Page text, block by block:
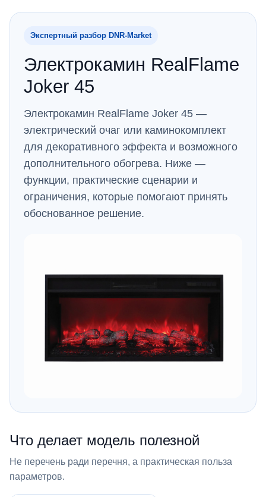
Экспертный разбор DNR‑Market
Электрокамин RealFlame
Joker 45
Электрокамин RealFlame Joker 45 —
электрический очаг или каминокомплект
для декоративного эффекта и возможного
дополнительного обогрева. Ниже —
функции, практические сценарии и
ограничения, которые помогают принять
обоснованное решение.
Что делает модель полезной
Не перечень ради перечня, а практическая польза
параметров.